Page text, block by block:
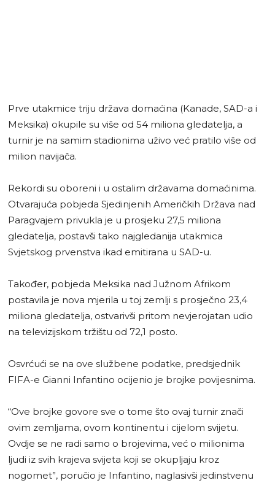
Prve utakmice triju država domaćina (Kanade, SAD-a i
Meksika) okupile su više od 54 miliona gledatelja, a
turnir je na samim stadionima uživo već pratilo više od
milion navijača.
Rekordi su oboreni i u ostalim državama domaćinima.
Otvarajuća pobjeda Sjedinjenih Američkih Država nad
Paragvajem privukla je u prosjeku 27,5 miliona
gledatelja, postavši tako najgledanija utakmica
Svjetskog prvenstva ikad emitirana u SAD-u.
Također, pobjeda Meksika nad Južnom Afrikom
postavila je nova mjerila u toj zemlji s prosječno 23,4
miliona gledatelja, ostvarivši pritom nevjerojatan udio
na televizijskom tržištu od 72,1 posto.
Osvrćući se na ove službene podatke, predsjednik
FIFA-e Gianni Infantino ocijenio je brojke povijesnima.
“Ove brojke govore sve o tome što ovaj turnir znači
ovim zemljama, ovom kontinentu i cijelom svijetu.
Ovdje se ne radi samo o brojevima, već o milionima
ljudi iz svih krajeva svijeta koji se okupljaju kroz
nogomet”, poručio je Infantino, naglasivši jedinstvenu